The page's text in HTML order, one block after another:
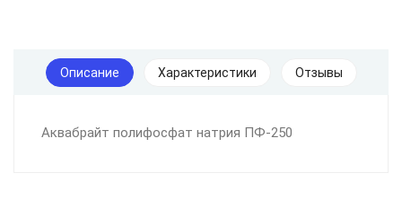
Описание Характеристики Отзывы
Аквабрайт полифосфат натрия ПФ-250